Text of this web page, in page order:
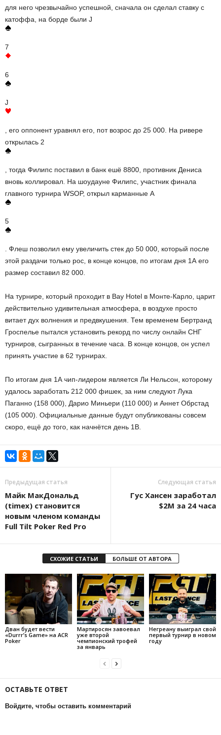
для него чрезвычайно успешной, сначала он сделал ставку с
катоффа, на борде были J
7
6
J
, его оппонент уравнял его, пот возрос до 25 000. На ривере
открылась 2
, тогда Филипс поставил в банк ешё 8800, противник Дениса
вновь коллировал. На шоудауне Филипс, участник финала
главного турнира WSOP, открыл карманные A
5
. Флеш позволил ему увеличить стек до 50 000, который после
этой раздачи только рос, в конце концов, по итогам дня 1А его
размер составил 82 000.
На турнире, который проходит в Bay Hotel в Монте-Карло, царит
действительно удивительная атмосфера, в воздухе просто
витает дух волнения и предвкушения. Тем временем Бертранд
Гроспелье пытался установить рекорд по числу онлайн СНГ
турниров, сыгранных в течение часа. В конце концов, он успел
принять участие в 62 турнирах.
По итогам дня 1А чип-лидером является Ли Нельсон, которому
удалось заработать 212 000 фишек, за ним следуют Лука
Паганно (158 000), Дарио Миньери (110 000) и Аннет Обрстад
(105 000). Официальные данные будут опубликованы совсем
скоро, ещё до того, как начнётся день 1В.
Предыдущая статья
Майк МакДональд
(timex) становится
новым членом команды
Full Tilt Poker Red Pro
Следующая статья
Гус Хансен заработал
$2М за 24 часа
СХОЖИЕ СТАТЬИ БОЛЬШЕ ОТ АВТОРА
Дван будет вести
«Durrr’s Game» на ACR
Poker
Мартиросян завоевал
уже второй
чемпионский трофей
за январь
Негреану выиграл свой
первый турнир в новом
году
ОСТАВЬТЕ ОТВЕТ
Войдите, чтобы оставить комментарий